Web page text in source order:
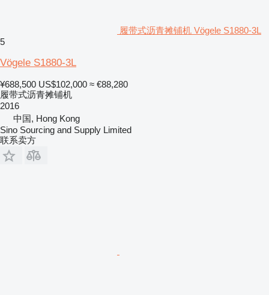
履带式沥青摊铺机 Vögele S1880-3L
5
Vögele S1880-3L
¥688,500 US$102,000 ≈ €88,280
履带式沥青摊铺机
2016
中国, Hong Kong
Sino Sourcing and Supply Limited
联系卖方